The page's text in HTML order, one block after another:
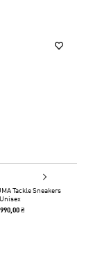
Tackle Sneakers
Unisex
₴